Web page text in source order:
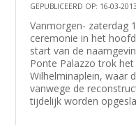
GEPUBLICEERD OP: 16-03-
Vanmorgen- zaterdag
ceremonie in het
start van de
Ponte Palazzo trok
Wilhelminaplein, waar
vanwege de
tijdelijk worden